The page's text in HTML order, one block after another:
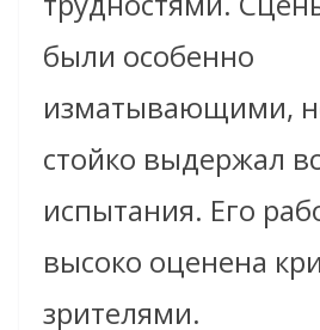
были особенно
изматывающими,
стойко выдержал
испытания. Его
высоко оценена
зрителями.